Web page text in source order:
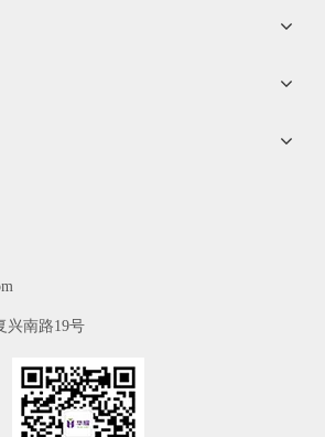
肠衣膜的损耗。
动较大会造成同一规格的香肠长短、粗细
颜色的肠衣而言，均匀的色泽能给香肠
性好坏对香肠的灌装是很重要的。若开
面会造成香肠粗细不均，厚度偏差过大还
下降的现象。
它能使消费者清晰地看到香肠的肉质纹理，
欲望，增强消费者对产品的印象。
手感会易于您的使用，灌装后香肠肉感
兴南路19号